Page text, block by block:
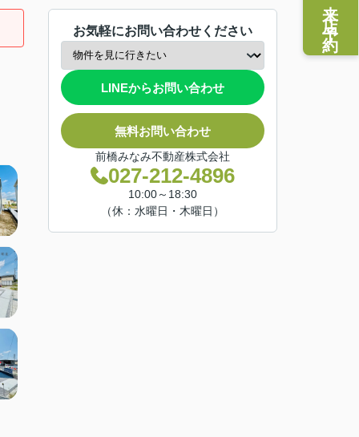
お気軽にお問い合わせください
LINEからお問い合わせ
無料お問い合わせ
前橋みなみ不動産株式会社
027-212-4896
10:00～18:30
（休：水曜日・木曜日）
来店予約